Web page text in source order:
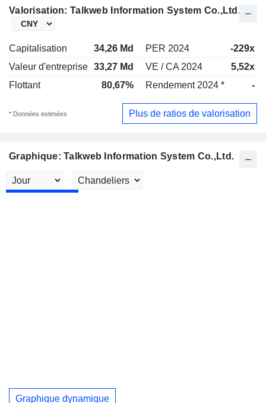
Valorisation: Talkweb Information System Co.,Ltd.
Capitalisation 34,26 Md PER 2024
-229x
Valeur d'entreprise 33,27 Md VE / CA 2024
5,52x
Flottant
80,67% Rendement 2024 * -
* Données estimées Plus de ratios de valorisation
Graphique: Talkweb Information System Co.,Ltd.
Graphique dynamique